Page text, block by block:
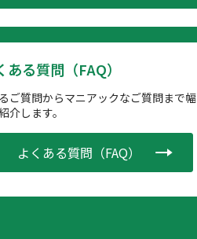
ある質問（FAQ）
ご質問からマニアックなご質問まで幅
介します。
よくある質問（FAQ）